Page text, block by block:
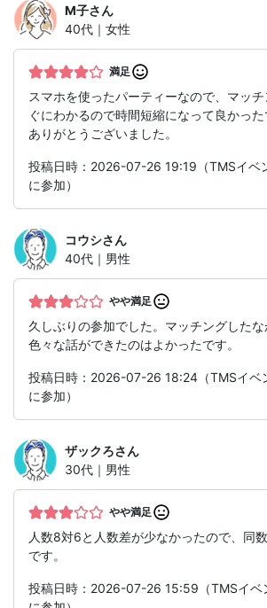
M子さん
40代｜女性
満足
スマホを使ったパーティーなので、マッ
ぐにわかるので時間短縮になって良かっ
ありがとうございました。
投稿日時：2026-07-26 19:19（TMSイベ
に参加）
コウシさん
40代｜男性
やや満足
久しぶりの参加でした。マッチングしたな
色々な話ができたのはよかったです。
投稿日時：2026-07-26 18:24（TMSイベ
に参加）
ザックろさん
30代｜男性
やや満足
人数8対6と人数差が少なかったので、同
です。
投稿日時：2026-07-26 15:59（TMSイベ